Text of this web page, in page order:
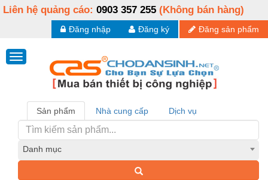
Liên hệ quảng cáo: 0903 357 255 (Không bán hàng)
Đăng sản phẩm
Đăng ký
Đăng nhập
Sản phẩm Nhà cung cấp Dịch vụ
Danh mục